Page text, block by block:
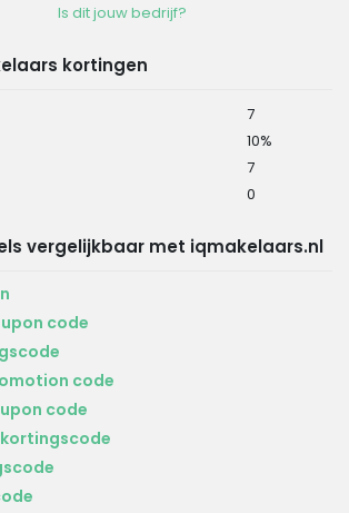
Is dit jouw bedrijf?
kortingen
7
10%
7
0
vergelijkbaar met iqmakelaars.nl
code
code
code